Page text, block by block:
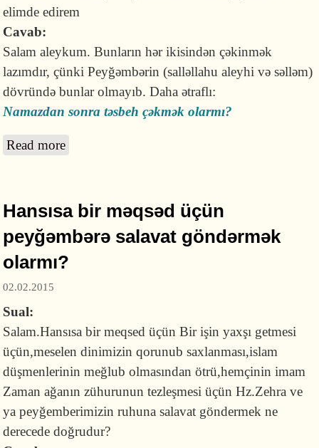
elimde edirem
Cavab:
Salam aleykum. Bunların hər ikisindən çəkinmək
lazımdır, çünki Peyğəmbərin (salləllahu aleyhi və səlləm)
dövründə bunlar olmayıb. Daha ətraflı:
Namazdan sonra təsbeh çəkmək olarmı?
Read more
Hansısa bir məqsəd üçün
peyğəmbərə salavat göndərmək
olarmı?
02.02.2015
Sual:
Salam.Hansısa bir meqsed üçün Bir işin yaxşı getmesi
üçün,meselen dinimizin qorunub saxlanması,islam
düşmenlerinin meğlub olmasından ötrü,hemçinin imam
Zaman ağanın zühurunun tezleşmesi üçün Hz.Zehra ve
ya peyğemberimizin ruhuna salavat göndermek ne
derecede doğrudur?